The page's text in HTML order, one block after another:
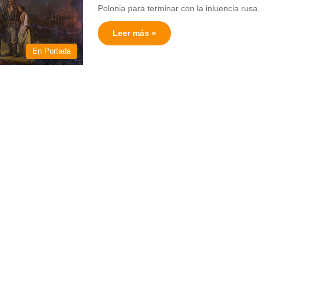
En Portada
Polonia para terminar con la inluencia rusa.
Leer más »